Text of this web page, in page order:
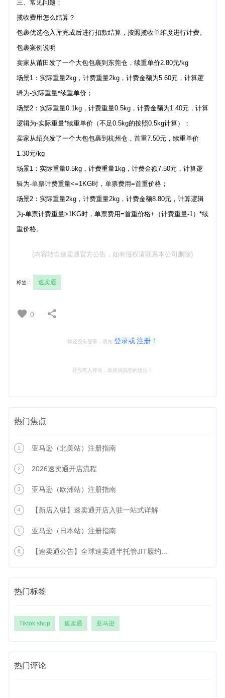
三、常见问题：
揽收费用怎么结算？
包裹优选仓入库完成后进行扣款结算，按照揽收单维度进行计费。
包裹案例说明
卖家从莆田发了一个大包包裹到东莞仓，续重单价2.80元/kg
场景1：实际重量2kg，计费重量2kg，计费金额为5.60元，计算逻
辑为-实际重量*续重单价；
场景2：实际重量0.1kg，计费重量0.5kg，计费金额为1.40元，计算
逻辑为-实际重量*续重单价（不足0.5kg的按照0.5kg计算）；
卖家从绍兴发了一个大包包裹到杭州仓，首重7.50元，续重单价
1.30元/kg
场景1：实际重量0.5kg，计费重量1kg，计费金额7.50元，计算逻
辑为-单票计费重量<=1KG时，单票费用=首重价格；
场景2：实际重量2kg，计费重量2kg，计费金额8.80元，计算逻辑
为-单票计费重量>1KG时，单票费用=首重价格+（计费重量-1）*续
重价格。
(内容转自速卖通官方公告，如有侵权请联系本公司删除)
标签： 速卖通
0
你还没有登录，请先 登录或注册！
还没有人评论，欢迎说说您的想法！
热门焦点
1 亚马逊（北美站）注册指南
2 2026速卖通开店流程
3 亚马逊（欧洲站）注册指南
4 【新店入驻】速卖通开店入驻一站式详解
5 亚马逊（日本站）注册指南
6 【速卖通公告】全球速卖通半托管JIT履约...
热门标签
Tiktok shop 速卖通 亚马逊
热门评论